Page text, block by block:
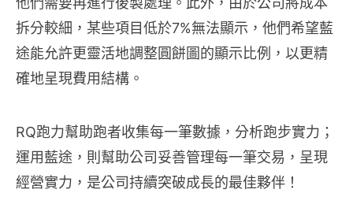
拆分較細，某些項目低於7%無法顯示，他們希望藍
途能允許更靈活地調整圓餅圖的顯示比例，以更精
確地呈現費用結構。
RQ跑力幫助跑者收集每一筆數據，分析跑步實力；
運用藍途，則幫助公司妥善管理每一筆交易，呈現
經營實力，是公司持續突破成長的最佳夥伴！